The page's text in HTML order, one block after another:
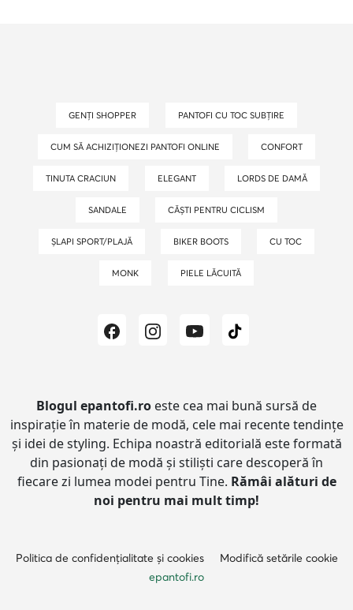
GENȚI SHOPPER PANTOFI CU TOC SUBȚIRE
CUM SĂ ACHIZIȚIONEZI PANTOFI ONLINE CONFORT
TINUTA CRACIUN ELEGANT LORDS DE DAMĂ
SANDALE CĂȘTI PENTRU CICLISM
ȘLAPI SPORT/PLAJĂ BIKER BOOTS CU TOC
MONK PIELE LĂCUITĂ
Blogul epantofi.ro este cea mai bună sursă de
inspirație în materie de modă, cele mai recente tendințe
și idei de styling. Echipa noastră editorială este formată
din pasionați de modă și stiliști care descoperă în
fiecare zi lumea modei pentru Tine. Rămâi alături de
noi pentru mai mult timp!
Politica de confidențialitate și cookies
Modifică setările cookie
epantofi.ro